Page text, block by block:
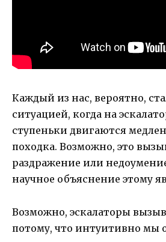
Каждый из нас, вероятно,
ситуацией, когда на
ступеньки двигаются
походка. Возможно, это
раздражение или
научное объяснение этому
Возможно, эскалаторы
потому, что интуитивно мы